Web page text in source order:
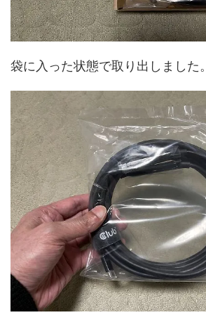
袋に入った状態で取り出しました。